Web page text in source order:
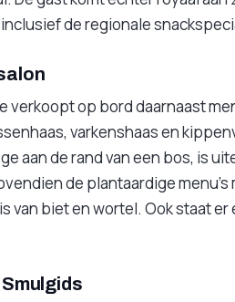
de regionale
verkoopt op bord daarnaast
varkenshaas en
aan de rand van een bos, is
de plantaardige
van biet en wortel. Ook staat